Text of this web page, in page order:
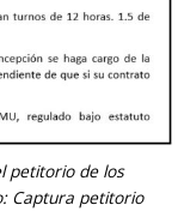
petitorio de los
Captura petitorio